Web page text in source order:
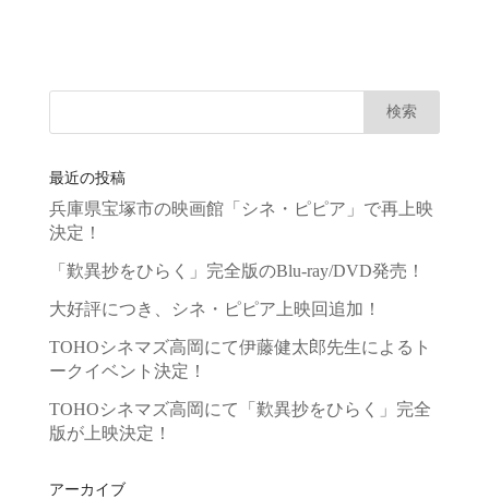
最近の投稿
兵庫県宝塚市の映画館「シネ・ピピア」で再上映
決定！
「歎異抄をひらく」完全版のBlu-ray/DVD発売！
大好評につき、シネ・ピピア上映回追加！
TOHOシネマズ高岡にて伊藤健太郎先生によるト
ークイベント決定！
TOHOシネマズ高岡にて「歎異抄をひらく」完全
版が上映決定！
アーカイブ